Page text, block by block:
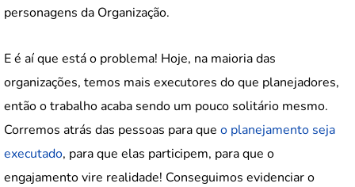
personagens da Organização.
E é aí que está o problema! Hoje, na maioria das
organizações, temos mais executores do que planejadores,
então o trabalho acaba sendo um pouco solitário mesmo.
Corremos atrás das pessoas para que o planejamento seja
executado, para que elas participem, para que o
engajamento vire realidade! Conseguimos evidenciar o